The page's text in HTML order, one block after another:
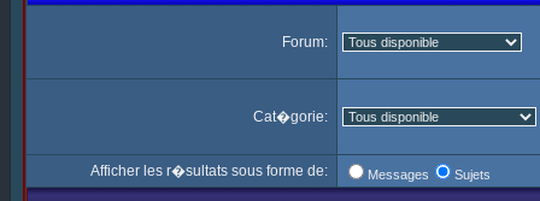
Forum:
Cat�gorie:
Afficher les r�sultats sous forme de: Messages Sujets